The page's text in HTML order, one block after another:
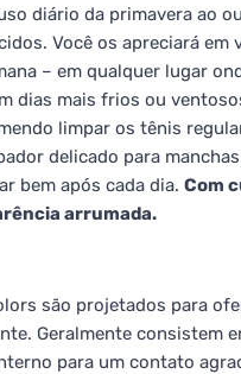
diário da primavera ao
Você os apreciará
– em qualquer lugar
dias mais frios ou
limpar os tênis
delicado para
bem após cada dia. Com
arrumada.
são projetados para
Geralmente consistem
para um contato